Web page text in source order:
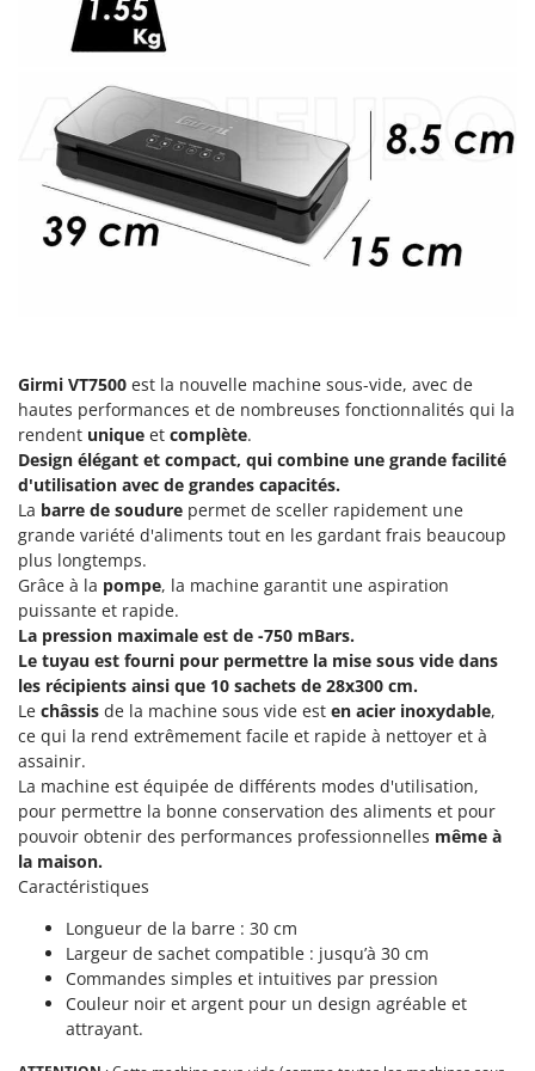
Fendeuses à bois
Filets pour la Récolte des olives
Filtres pour vin et huile
Floconneuses
Fouloirs - Égrappoirs
Fourches pour tracteur
Fours d'extérieur - intérieur pour pizza et cuisine
Fraises rotatives pour tracteur
Friteuses sans huile
G
Générateurs d'air chaud
Godets à terre basculants pour tracteur
Groupes électrogènes
Gyrobroyeurs à lame pour tracteur
H
Haches - Cognées et Hachettes
Hachoirs à viande
Herses à Dents
Herses Rotatives
L
Lames à neige
Lames niveleuses pour tracteur
Lave-vitres
Lieuses électriques pour vignes
Machines à pâtes
Comet
Cresco
Cruccolini
CTEK
Dal Degan
DCG
Diavola Pro
Diesse
Docma
Dominion
Dreame
E
EcoFlow
Edilmark
Effeuno
Einhell
Elegen
Energy Gruppi
Enotecnica Pillan
Eschenfelder
EuroMech
FAC
Fama Industrie
Girmi VT7500 est la nouvelle machine sous-vide, avec de
hautes performances et de nombreuses fonctionnalités qui la
rendent unique et complète.
Design élégant et compact, qui combine une grande facilité
d'utilisation avec de grandes capacités.
La barre de soudure permet de sceller rapidement une
grande variété d'aliments tout en les gardant frais beaucoup
plus longtemps.
Grâce à la pompe, la machine garantit une aspiration
puissante et rapide.
La pression maximale est de -750 mBars.
Le tuyau est fourni pour permettre la mise sous vide dans
les récipients ainsi que 10 sachets de 28x300 cm.
Le châssis de la machine sous vide est en acier inoxydable,
ce qui la rend extrêmement facile et rapide à nettoyer et à
assainir.
La machine est équipée de différents modes d'utilisation,
pour permettre la bonne conservation des aliments et pour
pouvoir obtenir des performances professionnelles même à
la maison.
Caractéristiques
Longueur de la barre : 30 cm
Largeur de sachet compatible : jusqu’à 30 cm
Commandes simples et intuitives par pression
Couleur noir et argent pour un design agréable et
attrayant.